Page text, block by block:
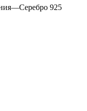
—Серебро 925